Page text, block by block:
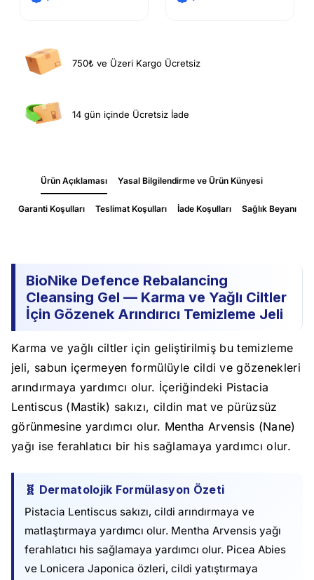
750₺ ve Üzeri Kargo Ücretsiz
14 gün içinde Ücretsiz İade
Ürün Açıklaması Yasal Bilgilendirme ve Ürün Künyesi
Garanti Koşulları Teslimat Koşulları İade Koşulları Sağlık Beyanı
BioNike Defence Rebalancing
Cleansing Gel — Karma ve Yağlı Ciltler
İçin Gözenek Arındırıcı Temizleme Jeli
Karma ve yağlı ciltler için geliştirilmiş bu temizleme
jeli, sabun içermeyen formülüyle cildi ve gözenekleri
arındırmaya yardımcı olur. İçeriğindeki Pistacia
Lentiscus (Mastik) sakızı, cildin mat ve pürüzsüz
görünmesine yardımcı olur. Mentha Arvensis (Nane)
yağı ise ferahlatıcı bir his sağlamaya yardımcı olur.
🧬 Dermatolojik Formülasyon Özeti
Pistacia Lentiscus sakızı, cildi arındırmaya ve
matlaştırmaya yardımcı olur. Mentha Arvensis yağı
ferahlatıcı his sağlamaya yardımcı olur. Picea Abies
ve Lonicera Japonica özleri, cildi yatıştırmaya